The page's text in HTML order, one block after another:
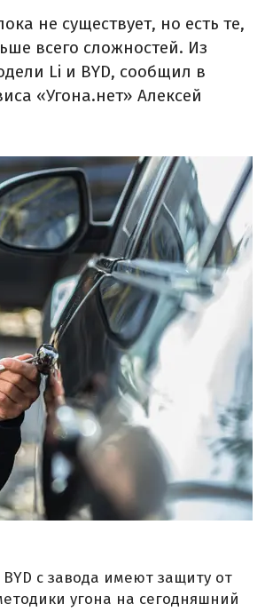
не существует, но есть те,
всего сложностей. Из
Li и BYD, сообщил в
«Угона.нет» Алексей
с завода имеют защиту от
угона на сегодняшний